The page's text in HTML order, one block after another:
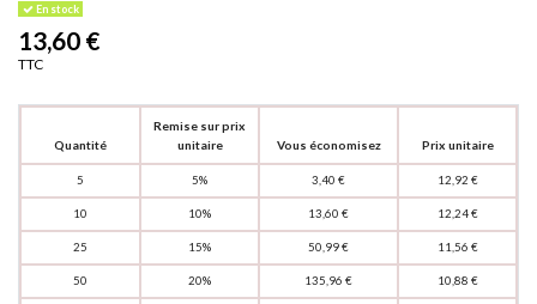
En stock
13,60 €
TTC
Quantité
Remise sur prix
unitaire
Vous économisez Prix unitaire
5 5% 3,40 € 12,92 €
10 10% 13,60 € 12,24 €
25 15% 50,99 € 11,56 €
50 20% 135,96 € 10,88 €